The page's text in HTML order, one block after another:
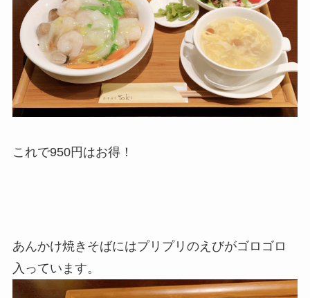
これで950円はお得！
あんかけ焼きそばにはプリプリのえびがゴロゴロ
入っています。